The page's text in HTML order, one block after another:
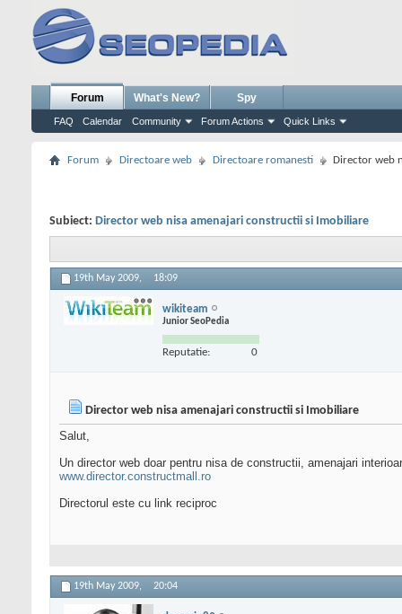
Forum
FAQ Calendar Community Forum Actions Quick Links
What's New? Spy
Forum Directoare web Directoare romanesti Director web
Subiect: Director web nisa amenajari constructii si Imobiliare
19th May 2009, 18:09
wikiteam
Junior SeoPedia
Reputatie: 0
Director web nisa amenajari constructii si Imobiliare
Salut,
Un director web doar pentru nisa de constructii, amenajari
www.director.constructmall.ro
Directorul este cu link reciproc
19th May 2009, 20:04